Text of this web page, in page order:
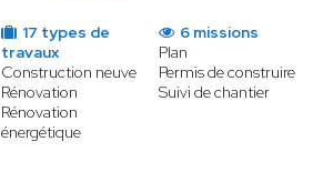
17 types de
travaux
Construction neuve
Rénovation
Rénovation
énergétique
6 missions
Plan
Permis de construire
Suivi de chantier